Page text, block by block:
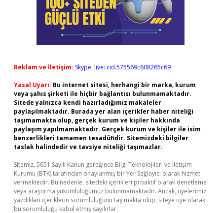
Reklam ve İletişim: Skype: live:.cid.575569c608265c69
Yasal Uyarı: Bu internet sitesi, herhangi bir marka, kurum
veya şahıs şirketi ile hiçbir bağlantısı bulunmamaktadır.
Sitede yalnızca kendi hazırladığımız makaleler
paylaşılmaktadır. Burada yer alan içerikler haber niteliği
taşımamakta olup, gerçek kurum ve kişiler hakkında
paylaşım yapılmamaktadır. Gerçek kurum ve kişiler ile isim
benzerlikleri tamamen tesadüfidir. Sitemizdeki bilgiler
taslak halindedir ve tavsiye niteliği taşımazlar.
Sitemiz, 5651 Sayılı Kanun gereğince Bilgi Teknolojileri ve İletişim
Kurumu (BTK) tarafından onaylanmış bir Yer Sağlayıcı olarak hizmet
vermektedir. Bu nedenle, sitedeki içerikleri proaktif olarak denetleme
veya araştırma yükümlülüğümüz bulunmamaktadır. Ancak, üyelerimiz
yazdıkları içeriklerin sorumluluğunu taşımakta olup, siteye üye olarak
bu sorumluluğu kabul etmiş sayılırlar.